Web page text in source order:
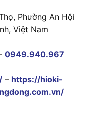
Phường An Hội
Việt Nam
0949.940.967
– https://hioki-